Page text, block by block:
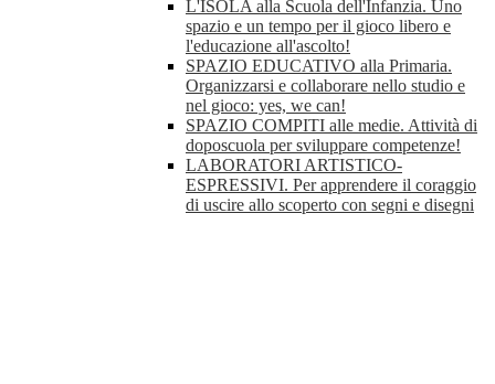
L'ISOLA alla Scuola dell'Infanzia. Uno
spazio e un tempo per il gioco libero e
l'educazione all'ascolto!
SPAZIO EDUCATIVO alla Primaria.
Organizzarsi e collaborare nello studio e
nel gioco: yes, we can!
SPAZIO COMPITI alle medie. Attività di
doposcuola per sviluppare competenze!
LABORATORI ARTISTICO-
ESPRESSIVI. Per apprendere il coraggio
di uscire allo scoperto con segni e disegni